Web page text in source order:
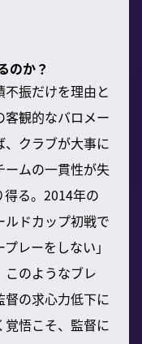
のか？
振だけを理由と
観的なバロメー
クラブが大事に
ームの一貫性が失
る。2014年の
ドカップ初戦で
レーをしない」
このようなブレ
の求心力低下に
悟こそ、監督に